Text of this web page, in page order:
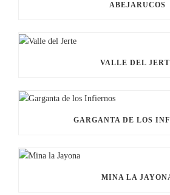
ABEJARUCOS
VALLE DEL
GARGANTA DE LOS
MINA LA